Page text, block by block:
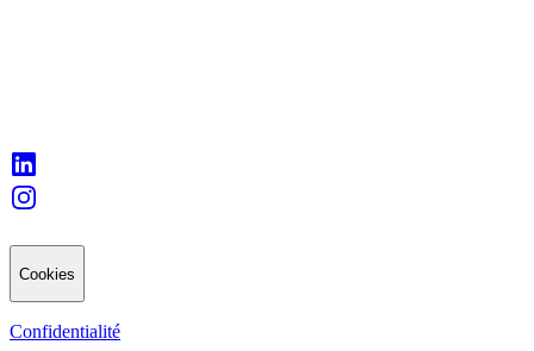
Cookies
Confidentialité